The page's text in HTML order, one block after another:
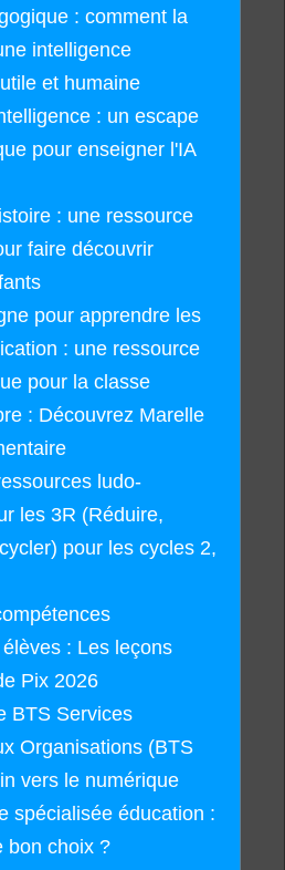
: comment la
intelligence
et humaine
: un escape
pour enseigner l'IA
: une ressource
faire découvrir
pour apprendre les
: une ressource
pour la classe
: Découvrez Marelle
ludo-
les 3R (Réduire,
pour les cycles 2,
: Les leçons
Pix 2026
BTS Services
Organisations (BTS
vers le numérique
spécialisée éducation :
bon choix ?